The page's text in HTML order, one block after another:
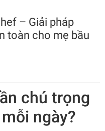
– Giải pháp
toàn cho mẹ bầu
chú trọng
ngày?